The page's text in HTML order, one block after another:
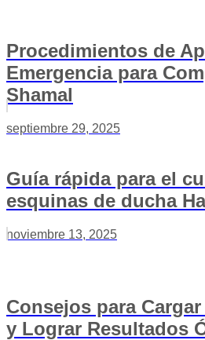
Procedimientos de
Emergencia para
Shamal
septiembre 29, 2025
Guía rápida para el
esquinas de ducha
noviembre 13, 2025
Consejos para
y Lograr Resultados